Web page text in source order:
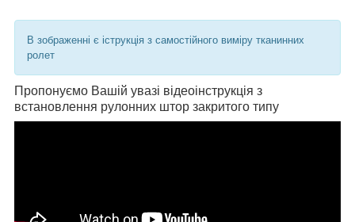
В зображенні є іструкція з самостійного виміру тканинних
ролет
Пропонуємо Вашій увазі відеоінструкція з
встановлення рулонних штор закритого типу